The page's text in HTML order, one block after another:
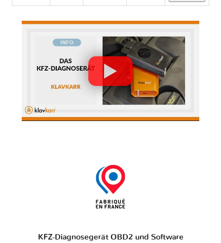
KFZ-Diagnosegerät OBD2 und Software